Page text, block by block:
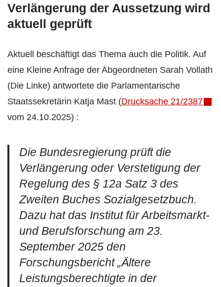
Verlängerung der Aussetzung wird
aktuell geprüft
Aktuell beschäftigt das Thema auch die Politik. Auf
eine Kleine Anfrage der Abgeordneten Sarah Vollath
(Die Linke) antwortete die Parlamentarische
Staatssekretärin Katja Mast (Drucksache 21/2387
vom 24.10.2025) :
Die Bundesregierung prüft die
Verlängerung oder Verstetigung der
Regelung des § 12a Satz 3 des
Zweiten Buches Sozialgesetzbuch.
Dazu hat das Institut für Arbeitsmarkt-
und Berufsforschung am 23.
September 2025 den
Forschungsbericht „Ältere
Leistungsberechtigte in der